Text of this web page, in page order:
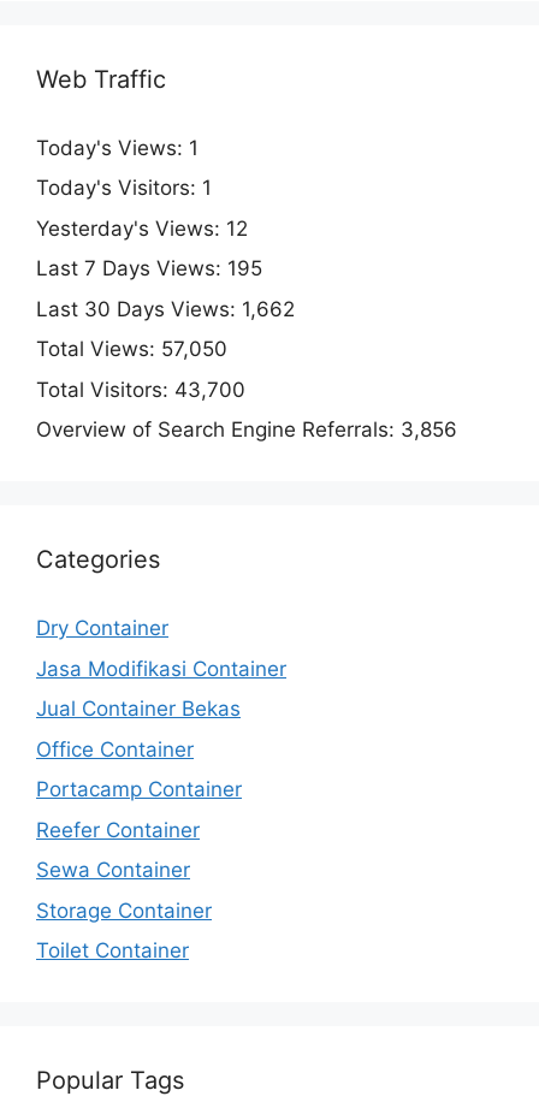
Web Traffic
Today's Views: 1
Today's Visitors: 1
Yesterday's Views: 12
Last 7 Days Views: 195
Last 30 Days Views: 1,662
Total Views: 57,050
Total Visitors: 43,700
Overview of Search Engine Referrals: 3,856
Categories
Dry Container
Jasa Modifikasi Container
Jual Container Bekas
Office Container
Portacamp Container
Reefer Container
Sewa Container
Storage Container
Toilet Container
Popular Tags